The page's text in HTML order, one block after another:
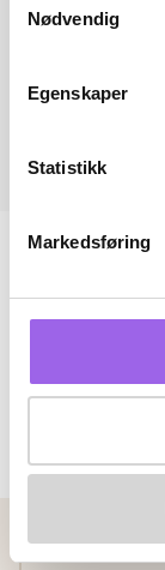
Nødvendig
Egenskaper
Statistikk
Markedsføring